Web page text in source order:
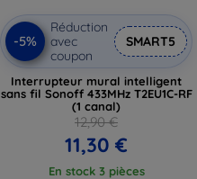
-5%
Réduction
avec
coupon
SMART5
Interrupteur mural intelligent
sans fil Sonoff 433MHz T2EU1C-RF
(1 canal)
12,90 €
11,30 €
En stock 3 pièces